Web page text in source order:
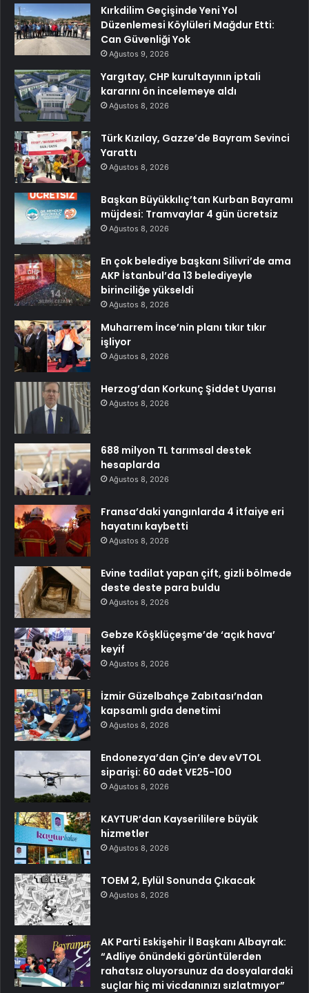
Kırkdilim Geçişinde Yeni Yol
Düzenlemesi Köylüleri Mağdur Etti:
Can Güvenliği Yok
Ağustos 9, 2026
Yargıtay, CHP kurultayının iptali
kararını ön incelemeye aldı
Ağustos 8, 2026
Türk Kızılay, Gazze’de Bayram Sevinci
Yarattı
Ağustos 8, 2026
Başkan Büyükkılıç’tan Kurban Bayramı
müjdesi: Tramvaylar 4 gün ücretsiz
Ağustos 8, 2026
En çok belediye başkanı Silivri’de ama
AKP İstanbul’da 13 belediyeyle
birinciliğe yükseldi
Ağustos 8, 2026
Muharrem İnce’nin planı tıkır tıkır
işliyor
Ağustos 8, 2026
Herzog’dan Korkunç Şiddet Uyarısı
Ağustos 8, 2026
688 milyon TL tarımsal destek
hesaplarda
Ağustos 8, 2026
Fransa’daki yangınlarda 4 itfaiye eri
hayatını kaybetti
Ağustos 8, 2026
Evine tadilat yapan çift, gizli bölmede
deste deste para buldu
Ağustos 8, 2026
Gebze Köşklüçeşme’de ‘açık hava’
keyif
Ağustos 8, 2026
İzmir Güzelbahçe Zabıtası’ndan
kapsamlı gıda denetimi
Ağustos 8, 2026
Endonezya’dan Çin’e dev eVTOL
siparişi: 60 adet VE25-100
Ağustos 8, 2026
KAYTUR’dan Kayserililere büyük
hizmetler
Ağustos 8, 2026
TOEM 2, Eylül Sonunda Çıkacak
Ağustos 8, 2026
AK Parti Eskişehir İl Başkanı Albayrak:
“Adliye önündeki görüntülerden
rahatsız oluyorsunuz da dosyalardaki
suçlar hiç mi vicdanınızı sızlatmıyor”